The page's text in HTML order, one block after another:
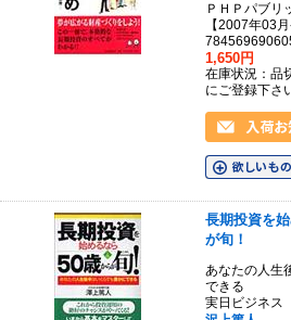
ＰＨＰパブリ
【2007年03
1,650円
在庫状況：品
にご登録下さ
長期投資を
が旬！
あなたの人生
できる
実日ビジネス